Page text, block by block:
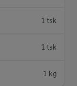
1 tsk
1 tsk
1 kg